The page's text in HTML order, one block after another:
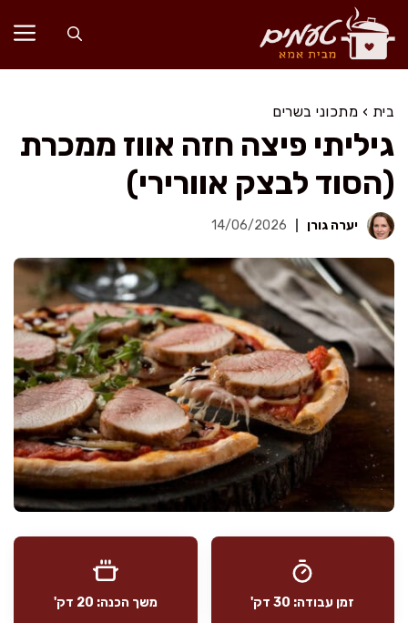
לדלג
לתוכן
בית › מתכוני בשרים
גיליתי פיצה חזה אווז ממכרת
(הסוד לבצק אוורירי)
יערה גורן 14/06/2026
זמן עבודה: 30 דק' משך הכנה: 20 דק'